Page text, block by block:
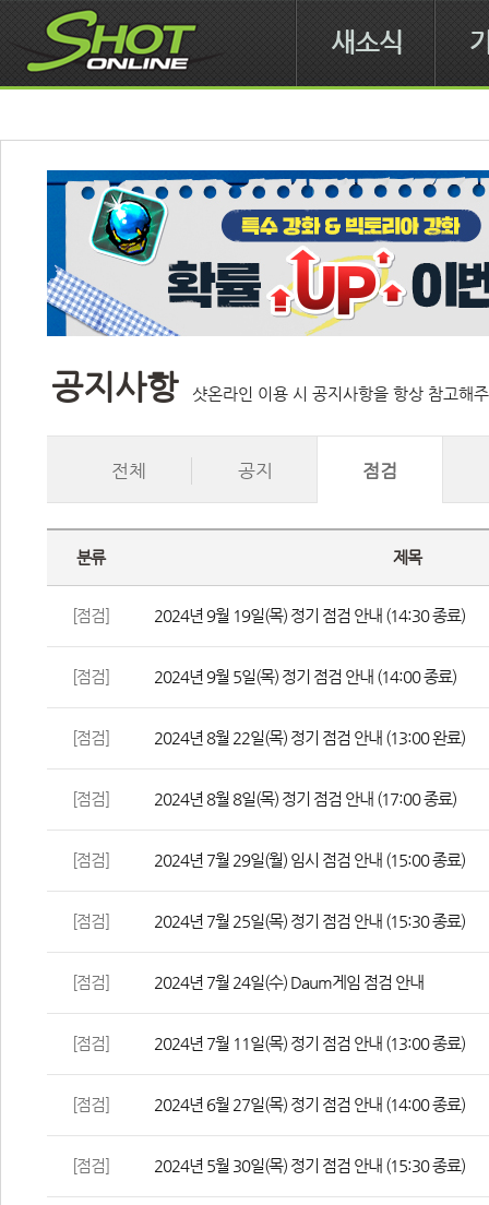
새소식
공지사항 샷온라인 이용 시 공지사항을 항상 참고해
전체 공지 점검
분류 제목
[점검] 2024년 9월 19일(목) 정기 점검 안내 (14:30 종료)
[점검] 2024년 9월 5일(목) 정기 점검 안내 (14:00 종료)
[점검] 2024년 8월 22일(목) 정기 점검 안내 (13:00 완료)
[점검] 2024년 8월 8일(목) 정기 점검 안내 (17:00 종료)
[점검] 2024년 7월 29일(월) 임시 점검 안내 (15:00 종료)
[점검] 2024년 7월 25일(목) 정기 점검 안내 (15:30 종료)
[점검] 2024년 7월 24일(수) Daum게임 점검 안내
[점검] 2024년 7월 11일(목) 정기 점검 안내 (13:00 종료)
[점검] 2024년 6월 27일(목) 정기 점검 안내 (14:00 종료)
[점검] 2024년 5월 30일(목) 정기 점검 안내 (15:30 종료)